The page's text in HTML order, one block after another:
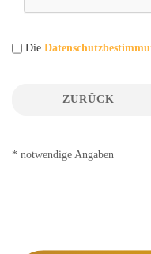
Die
ZURÜCK
* notwendige Angaben